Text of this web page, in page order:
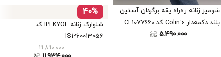
شومیز زنانه راه‌راه یقه برگردان آستین
بلند دکمه‌دار Colin’s کد CL1077660
5.490.000
40%
شلوارک زنانه IPEKYOL کد
IS1260013056
19.890.000